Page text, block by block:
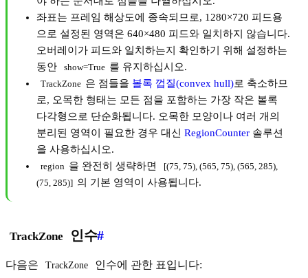
좌표는 프레임 해상도에 종속되므로, 1280×720 피드용
으로 설정된 영역은 640×480 피드와 일치하지 않습니다.
오버레이가 피드와 일치하는지 확인하기 위해 설정하는
동안
show=True 를 유지하십시오.
TrackZone 은 점들을 볼록 껍질(convex hull)로 축소하므
로, 오목한 형태는 모든 점을 포함하는 가장 작은 볼록
다각형으로 단순화됩니다. 오목한 모양이나 여러 개의
분리된 영역이 필요한 경우 대신 RegionCounter 솔루션
을 사용하십시오.
region 을 완전히 생략하면
[(75, 75), (565, 75), (565, 285),
(75, 285)] 의 기본 영역이 사용됩니다.
TrackZone 인수#
다음은 TrackZone 인수에 관한 표입니다: